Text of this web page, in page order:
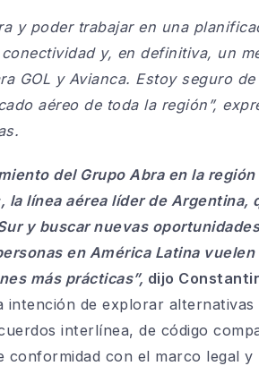
y poder trabajar en una
y, en definitiva, un
GOL y Avianca. Estoy seguro
aéreo de toda la región”,
del Grupo Abra en la
la línea aérea líder de
y buscar nuevas
en América Latina
más prácticas”, dijo
intención de explorar
interlínea, de código
conformidad con el marco legal